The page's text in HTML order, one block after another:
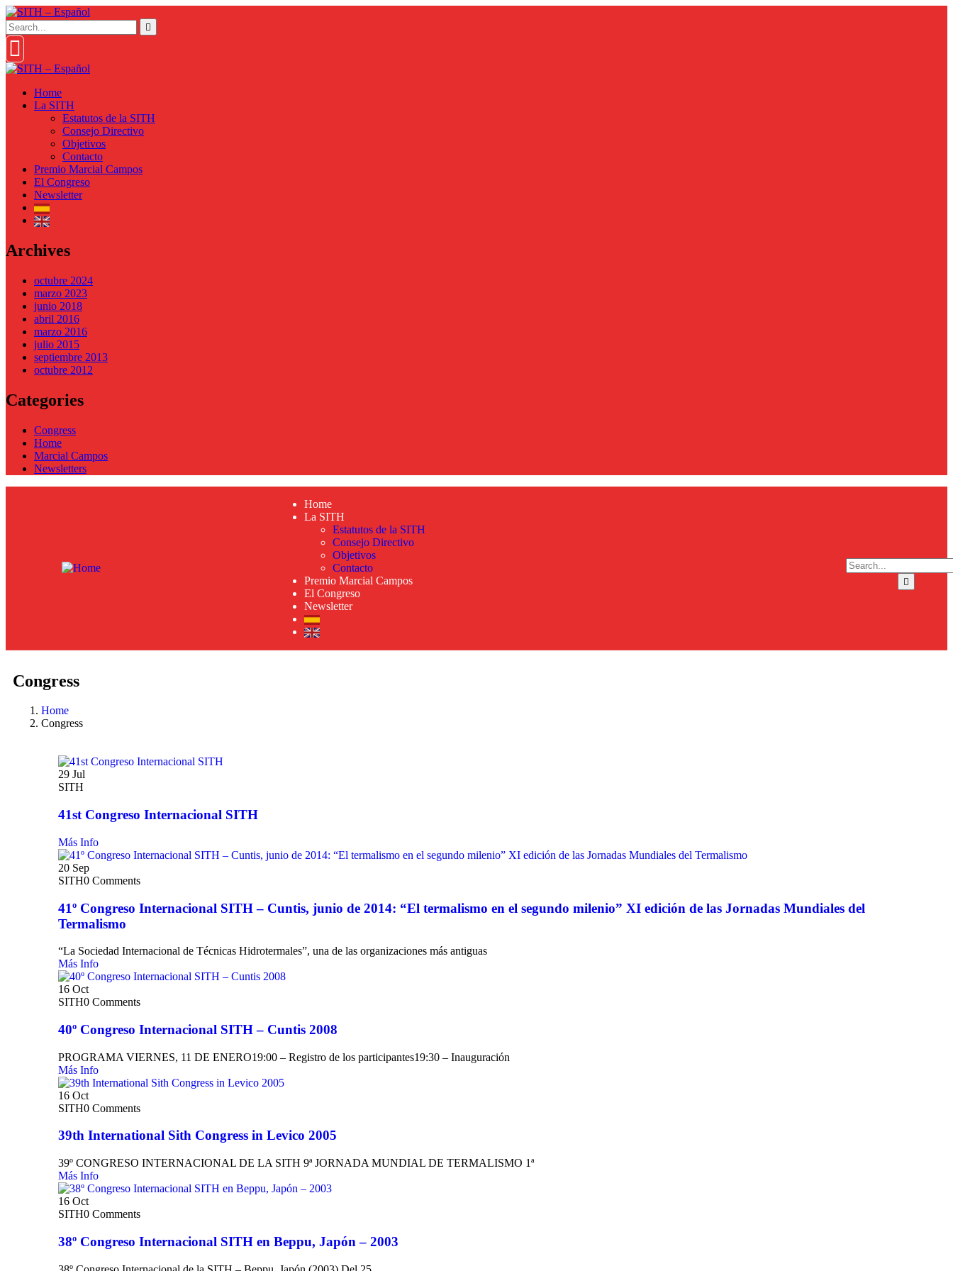
Home
La SITH
Estatutos de la SITH
Consejo Directivo
Objetivos
Contacto
Premio Marcial Campos
El Congreso
Newsletter
Archives
octubre 2024
marzo 2023
junio 2018
abril 2016
marzo 2016
julio 2015
septiembre 2013
octubre 2012
Categories
Congress
Home
Marcial Campos
Newsletters
Home
La SITH
Estatutos de la SITH
Consejo Directivo
Objetivos
Contacto
Premio Marcial Campos
El Congreso
Newsletter
Congress
Home
Congress
29 Jul
SITH
41st Congreso Internacional SITH
Más Info
20 Sep
SITH0 Comments
41º Congreso Internacional SITH – Cuntis, junio de 2014: “El termalismo en el segundo milenio” XI edición de las Jornadas Mundiales del
Termalismo
“La Sociedad Internacional de Técnicas Hidrotermales”, una de las organizaciones más antiguas
Más Info
16 Oct
SITH0 Comments
40º Congreso Internacional SITH – Cuntis 2008
PROGRAMA VIERNES, 11 DE ENERO19:00 – Registro de los participantes19:30 – Inauguración
Más Info
16 Oct
SITH0 Comments
39th International Sith Congress in Levico 2005
39º CONGRESO INTERNACIONAL DE LA SITH 9ª JORNADA MUNDIAL DE TERMALISMO 1ª
Más Info
16 Oct
SITH0 Comments
38º Congreso Internacional SITH en Beppu, Japón – 2003